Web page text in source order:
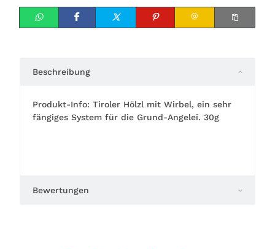
Beschreibung
Produkt-Info: Tiroler Hölzl mit Wirbel, ein sehr
fängiges System für die Grund-Angelei. 30g
Bewertungen